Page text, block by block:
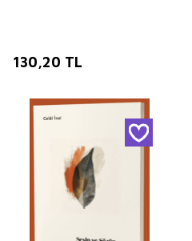
130,20 TL